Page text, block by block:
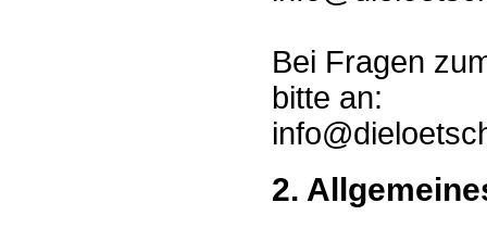
Bei Fragen
bitte an:
2.